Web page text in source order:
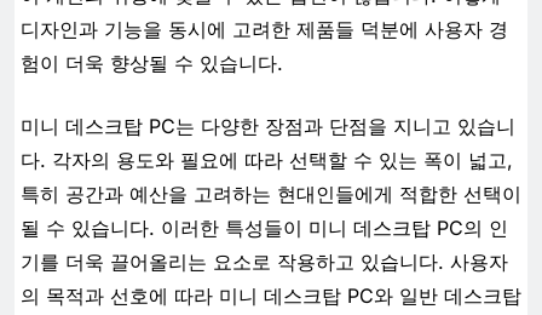
디자인과 기능을 동시에 고려한 제품들 덕분에 사용자 경
험이 더욱 향상될 수 있습니다.
미니 데스크탑 PC는 다양한 장점과 단점을 지니고 있습니
다. 각자의 용도와 필요에 따라 선택할 수 있는 폭이 넓고,
특히 공간과 예산을 고려하는 현대인들에게 적합한 선택이
될 수 있습니다. 이러한 특성들이 미니 데스크탑 PC의 인
기를 더욱 끌어올리는 요소로 작용하고 있습니다. 사용자
의 목적과 선호에 따라 미니 데스크탑 PC와 일반 데스크탑